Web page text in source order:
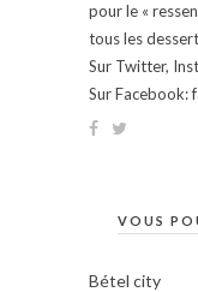
pour le «
tous les
Sur Twitter,
Sur Facebook:
VOUS
Bétel city